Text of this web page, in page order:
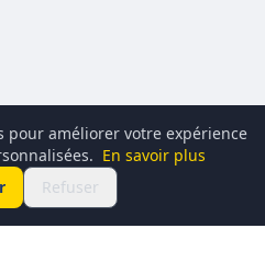
pour améliorer votre expérience
En savoir plus
Refuser